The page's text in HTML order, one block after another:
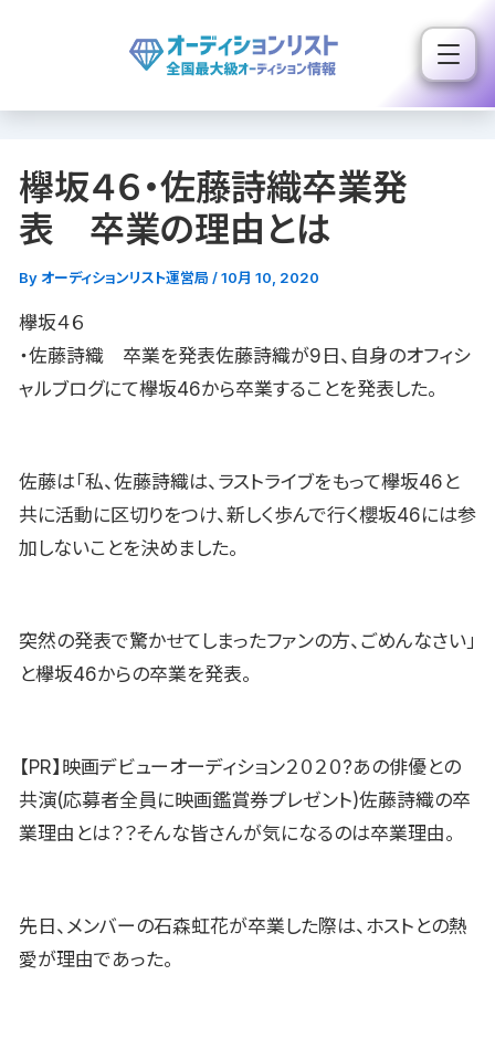
ス
欅坂４６・佐藤詩織卒業発
表 卒業の理由とは
By オーディションリスト運営局 /10月 10, 2020
欅坂４６
・佐藤詩織 卒業を発表佐藤詩織が9日、自身のオフィシ
ャルブログにて欅坂46から卒業することを発表した。
佐藤は「私、佐藤詩織は、ラストライブをもって欅坂46と
共に活動に区切りをつけ、新しく歩んで行く櫻坂46には参
加しないことを決めました。
突然の発表で驚かせてしまったファンの方、ごめんなさい」
と欅坂46からの卒業を発表。
【PR】映画デビューオーディション２０２０?あの俳優との
共演(応募者全員に映画鑑賞券プレゼント)佐藤詩織の卒
業理由とは？？そんな皆さんが気になるのは卒業理由。
先日、メンバーの石森虹花が卒業した際は、ホストとの熱
愛が理由であった。